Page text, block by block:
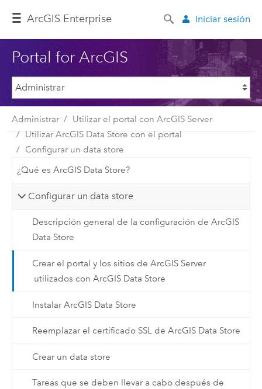
ArcGIS Enterprise Iniciar sesión
Portal for ArcGIS
Administrar
Utilizar el portal con ArcGIS Server
Utilizar ArcGIS Data Store con el portal
Configurar un data store
¿Qué es ArcGIS Data Store?
Configurar un data store
Descripción general de la configuración de ArcGIS
Data Store
Crear el portal y los sitios de ArcGIS Server
utilizados con ArcGIS Data Store
Instalar ArcGIS Data Store
Reemplazar el certificado SSL de ArcGIS Data Store
Crear un data store
Tareas que se deben llevar a cabo después de